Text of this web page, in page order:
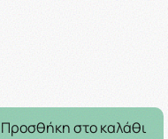
Προσθήκη στο καλάθι